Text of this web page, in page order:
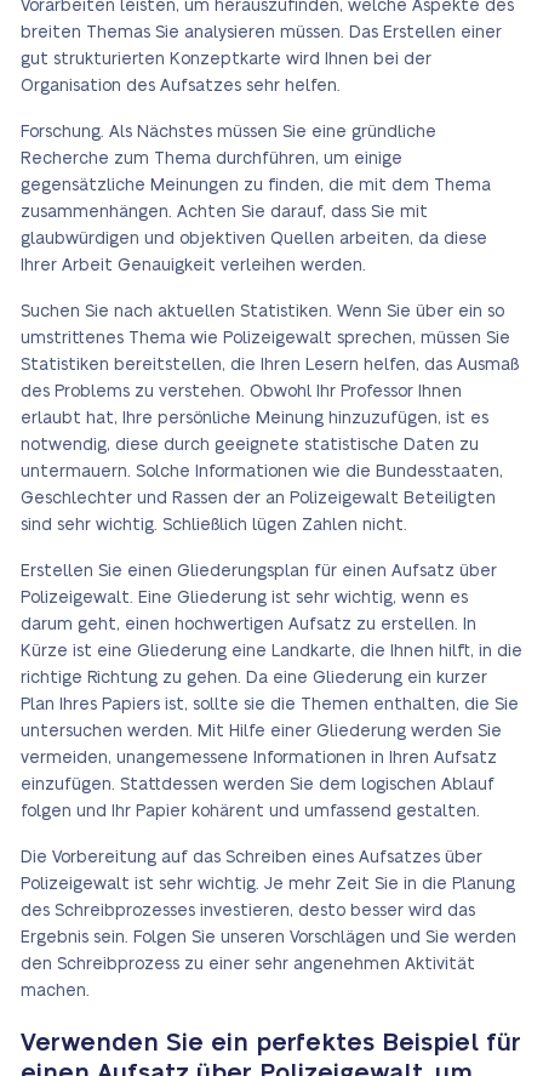
Vorarbeiten leisten, um herauszufinden, welche Aspekte des
breiten Themas Sie analysieren müssen. Das Erstellen einer
gut strukturierten Konzeptkarte wird Ihnen bei der
Organisation des Aufsatzes sehr helfen.
Forschung. Als Nächstes müssen Sie eine gründliche
Recherche zum Thema durchführen, um einige
gegensätzliche Meinungen zu finden, die mit dem Thema
zusammenhängen. Achten Sie darauf, dass Sie mit
glaubwürdigen und objektiven Quellen arbeiten, da diese
Ihrer Arbeit Genauigkeit verleihen werden.
Suchen Sie nach aktuellen Statistiken. Wenn Sie über ein so
umstrittenes Thema wie Polizeigewalt sprechen, müssen Sie
Statistiken bereitstellen, die Ihren Lesern helfen, das Ausmaß
des Problems zu verstehen. Obwohl Ihr Professor Ihnen
erlaubt hat, Ihre persönliche Meinung hinzuzufügen, ist es
notwendig, diese durch geeignete statistische Daten zu
untermauern. Solche Informationen wie die Bundesstaaten,
Geschlechter und Rassen der an Polizeigewalt Beteiligten
sind sehr wichtig. Schließlich lügen Zahlen nicht.
Erstellen Sie einen Gliederungsplan für einen Aufsatz über
Polizeigewalt. Eine Gliederung ist sehr wichtig, wenn es
darum geht, einen hochwertigen Aufsatz zu erstellen. In
Kürze ist eine Gliederung eine Landkarte, die Ihnen hilft, in die
richtige Richtung zu gehen. Da eine Gliederung ein kurzer
Plan Ihres Papiers ist, sollte sie die Themen enthalten, die Sie
untersuchen werden. Mit Hilfe einer Gliederung werden Sie
vermeiden, unangemessene Informationen in Ihren Aufsatz
einzufügen. Stattdessen werden Sie dem logischen Ablauf
folgen und Ihr Papier kohärent und umfassend gestalten.
Die Vorbereitung auf das Schreiben eines Aufsatzes über
Polizeigewalt ist sehr wichtig. Je mehr Zeit Sie in die Planung
des Schreibprozesses investieren, desto besser wird das
Ergebnis sein. Folgen Sie unseren Vorschlägen und Sie werden
den Schreibprozess zu einer sehr angenehmen Aktivität
machen.
Verwenden Sie ein perfektes Beispiel für